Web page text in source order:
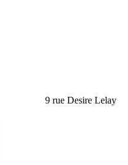
9 rue Desire Lelay